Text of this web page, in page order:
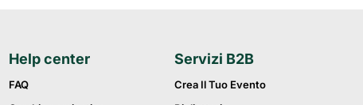
Help center
FAQ
Servizi B2B
Crea Il Tuo Evento